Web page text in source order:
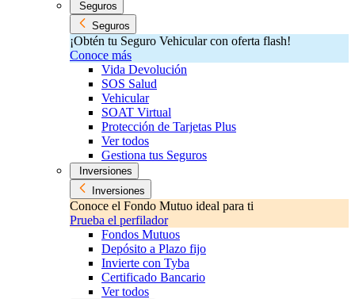
Seguros
Seguros
¡Obtén tu Seguro Vehicular con oferta flash!
Conoce más
Vida Devolución
SOS Salud
Vehicular
SOAT Virtual
Protección de Tarjetas Plus
Ver todos
Gestiona tus Seguros
Inversiones
Inversiones
Conoce el Fondo Mutuo ideal para ti
Prueba el perfilador
Fondos Mutuos
Depósito a Plazo fijo
Invierte con Tyba
Certificado Bancario
Ver todos